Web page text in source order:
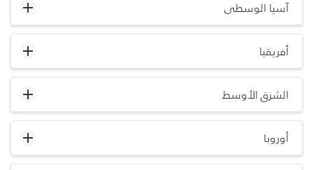
آسيا الوسطى
أفريقيا
الشرق الأوسط
أوروبا